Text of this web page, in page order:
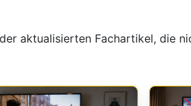
aktualisierten Fachartikel, die